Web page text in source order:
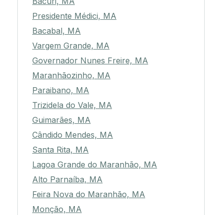
Presidente Médici, MA
Bacabal, MA
Vargem Grande, MA
Governador Nunes Freire, MA
Maranhãozinho, MA
Paraibano, MA
Trizidela do Vale, MA
Guimarães, MA
Cândido Mendes, MA
Santa Rita, MA
Lagoa Grande do Maranhão, MA
Alto Parnaíba, MA
Feira Nova do Maranhão, MA
Monção, MA